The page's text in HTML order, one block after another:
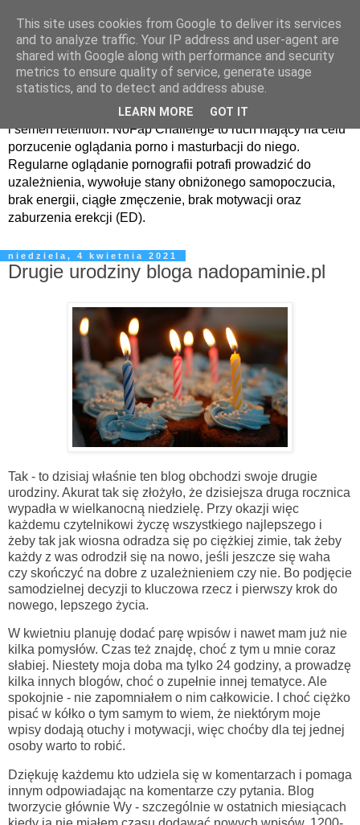
Odwyk od pornografii i
kompulsywnej masturbacji
Blog dotyczący uzależnienia od pornografii, nofapchallenge
i semen retention. NoFap Challenge to ruch mający na celu
porzucenie oglądania porno i masturbacji do niego.
Regularne oglądanie pornografii potrafi prowadzić do
uzależnienia, wywołuje stany obniżonego samopoczucia,
brak energii, ciągłe zmęczenie, brak motywacji oraz
zaburzenia erekcji (ED).
niedziela, 4 kwietnia 2021
Drugie urodziny bloga nadopaminie.pl
Tak - to dzisiaj właśnie ten blog obchodzi swoje drugie
urodziny. Akurat tak się złożyło, że dzisiejsza druga rocznica
wypadła w wielkanocną niedzielę. Przy okazji więc
każdemu czytelnikowi życzę wszystkiego najlepszego i
żeby tak jak wiosna odradza się po ciężkiej zimie, tak żeby
każdy z was odrodził się na nowo, jeśli jeszcze się waha
czy skończyć na dobre z uzależnieniem czy nie. Bo podjęcie
samodzielnej decyzji to kluczowa rzecz i pierwszy krok do
nowego, lepszego życia.
W kwietniu planuję dodać parę wpisów i nawet mam już nie
kilka pomysłów. Czas też znajdę, choć z tym u mnie coraz
słabiej. Niestety moja doba ma tylko 24 godziny, a prowadzę
kilka innych blogów, choć o zupełnie innej tematyce. Ale
spokojnie - nie zapomniałem o nim całkowicie. I choć ciężko
pisać w kółko o tym samym to wiem, że niektórym moje
wpisy dodają otuchy i motywacji, więc choćby dla tej jednej
osoby warto to robić.
Dziękuję każdemu kto udziela się w komentarzach i pomaga
innym odpowiadając na komentarze czy pytania. Blog
tworzycie głównie Wy - szczególnie w ostatnich miesiącach
This site uses cookies from Google to deliver its services
and to analyze traffic. Your IP address and user-agent are
shared with Google along with performance and security
metrics to ensure quality of service, generate usage
statistics, and to detect and address abuse.
LEARN MORE GOT IT